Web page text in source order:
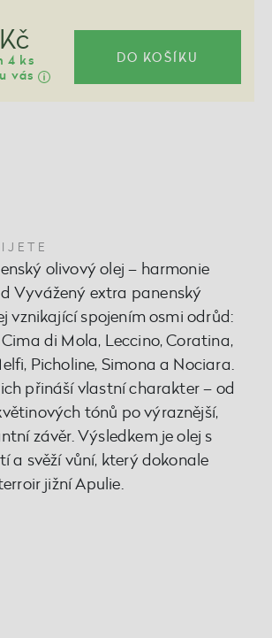
4 ks
vás
DO KOŠÍKU
olivový olej – harmonie
Vyvážený extra panenský
vznikající spojením osmi odrůd:
di Mola, Leccino, Coratina,
Picholine, Simona a Nociara.
přináší vlastní charakter – od
tónů po výraznější,
závěr. Výsledkem je olej s
a svěží vůní, který dokonale
jižní Apulie.